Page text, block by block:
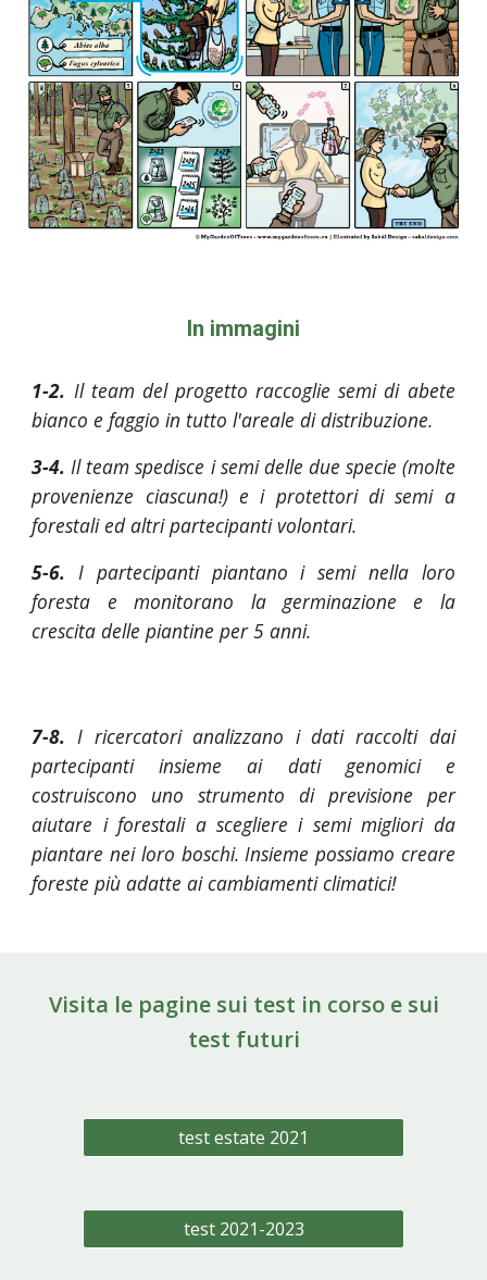
In immagini
1-2. Il team del progetto raccoglie semi di abete
bianco e faggio in tutto l'areale di distribuzione.
3-4. Il team spedisce i semi delle due specie (molte
provenienze ciascuna!) e i protettori di semi a
forestali ed altri partecipanti volontari.
5-6. I partecipanti piantano i semi nella loro
foresta e monitorano la germinazione e la
crescita delle piantine per 5 anni.
7-8. I ricercatori analizzano i dati raccolti dai
partecipanti insieme ai dati genomici e
costruiscono uno strumento di previsione per
aiutare i forestali a scegliere i semi migliori da
piantare nei loro boschi. Insieme possiamo creare
foreste più adatte ai cambiamenti climatici!
Visita le pagine sui test in corso e sui
test futuri
test estate 2021
test 2021-2023